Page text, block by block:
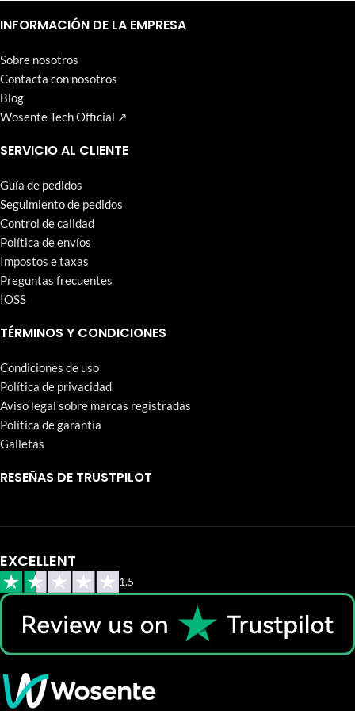
Un nivel alto y continuo de satisfacción del cliente es el objetivo
que Wosente-tech persigue incansablemente.
INFORMACIÓN DE LA EMPRESA
Sobre nosotros
Contacta con nosotros
Blog
Wosente Tech Official ↗
SERVICIO AL CLIENTE
Guía de pedidos
Seguimiento de pedidos
Control de calidad
Política de envíos
Impostos e taxas
Preguntas frecuentes
IOSS
TÉRMINOS Y CONDICIONES
Condiciones de uso
Política de privacidad
Aviso legal sobre marcas registradas
Política de garantía
Galletas
RESEÑAS DE TRUSTPILOT
EXCELLENT
1.5